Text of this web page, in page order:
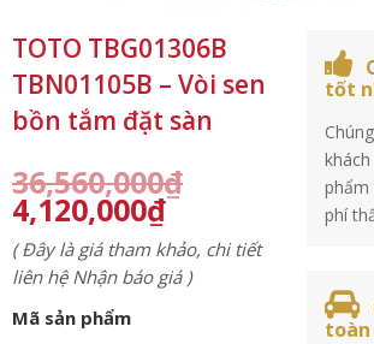
TOTO TBG01306B
TBN01105B – Vòi sen
bồn tắm đặt sàn
36,560,000₫
4,120,000₫
( Đây là giá tham khảo, chi tiết
liên hệ Nhận báo giá )
Mã sản phẩm
tốt
phẩm
phí
toàn